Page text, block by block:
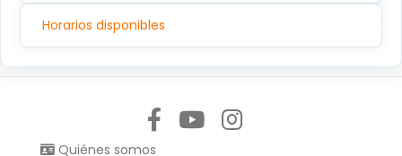
Horarios disponibles
Quiénes somos